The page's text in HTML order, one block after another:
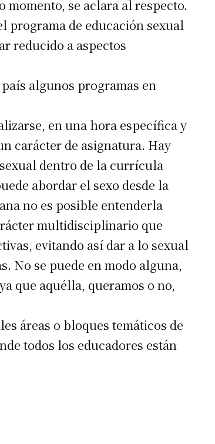
momento, se aclara al respecto.
programa de educación sexual
reducido a aspectos
algunos programas en
en una hora específica y
carácter de asignatura. Hay
dentro de la currícula
abordar el sexo desde la
no es posible entenderla
multidisciplinario que
evitando así dar a lo sexual
No se puede en modo alguna,
que aquélla, queramos o no,
áreas o bloques temáticos de
todos los educadores están